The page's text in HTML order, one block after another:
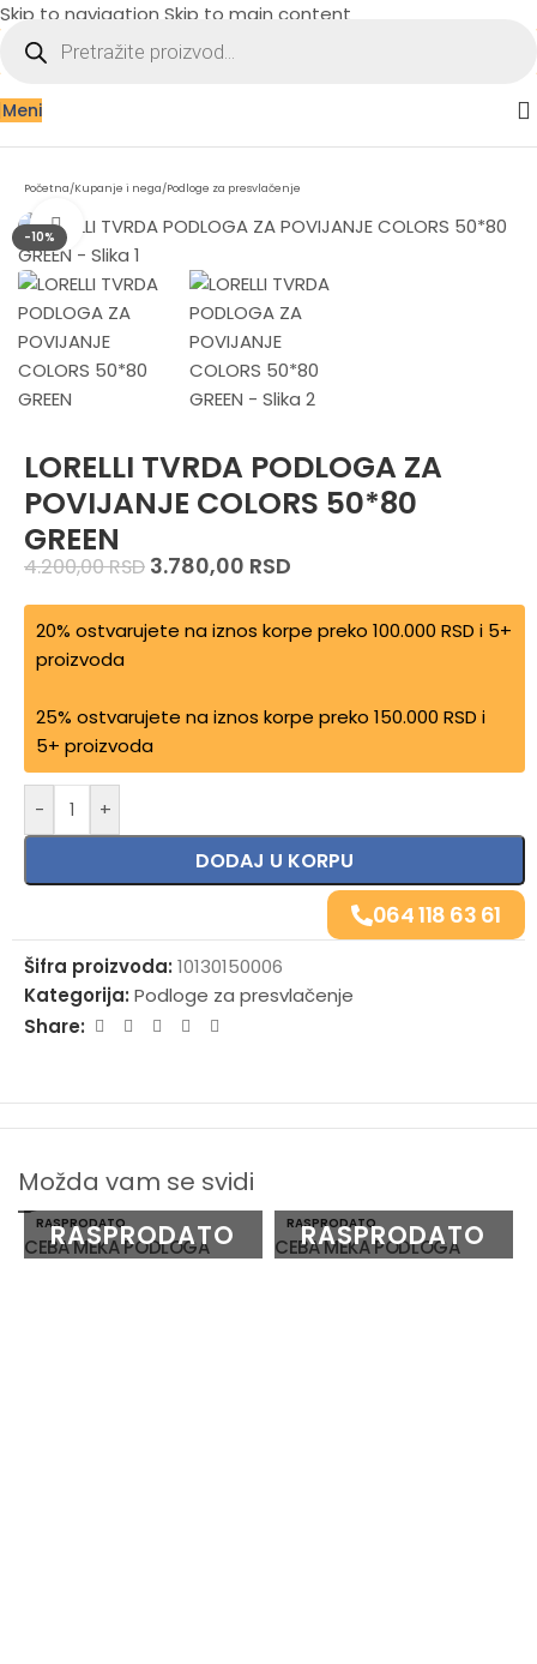
Skip to navigation Skip to main content
Meni
Početna/Kupanje i nega/Podloge za presvlačenje
-10%
Zumiraj sliku
LORELLI TVRDA PODLOGA ZA
POVIJANJE COLORS 50*80
GREEN
4.200,00RSD 3.780,00 RSD
20% ostvarujete na iznos korpe preko 100.000 RSD i 5+
proizvoda
25% ostvarujete na iznos korpe preko 150.000 RSD i
5+ proizvoda
- +
DODAJ U KORPU
064 118 63 61
Šifra proizvoda: 10130150006
Kategorija: Podloge za presvlačenje
Share:
Možda vam se svidi
RASPRODATO
CEBA MEKA PODLOGA
RASPRODATO
CEBA MEKA PODLOGA